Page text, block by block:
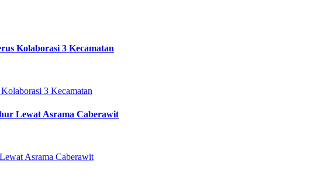
Kolaborasi 3 Kecamatan
Lewat Asrama Caberawit